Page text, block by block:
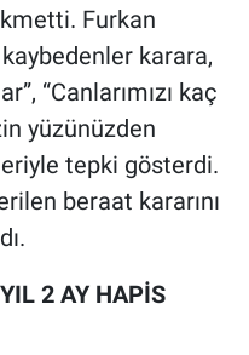
Furkan
kaybedenler karara,
“Canlarımızı kaç
yüzünüzden
tepki gösterdi.
beraat kararını
2 AY HAPİS